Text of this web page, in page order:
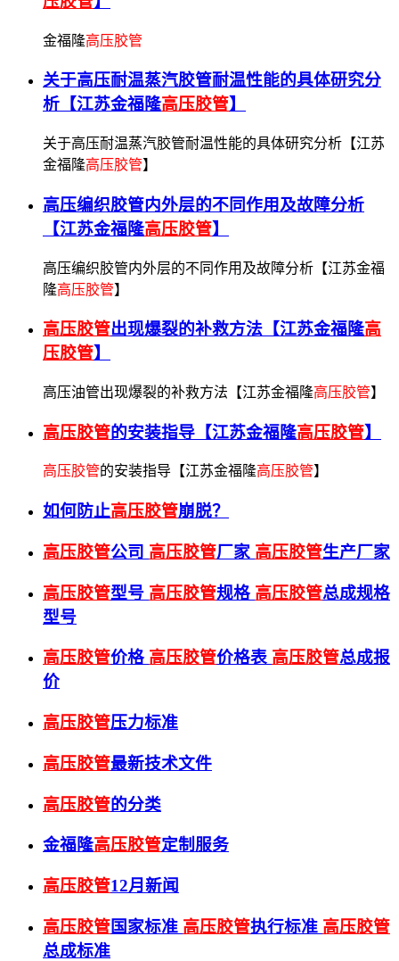
金福隆高压胶管
关于高压耐温蒸汽胶管耐温性能的具体研究分
析【江苏金福隆高压胶管】
关于高压耐温蒸汽胶管耐温性能的具体研究分析【江苏
金福隆高压胶管】
高压编织胶管内外层的不同作用及故障分析
【江苏金福隆高压胶管】
高压编织胶管内外层的不同作用及故障分析【江苏金福
隆高压胶管】
高压胶管出现爆裂的补救方法【江苏金福隆高
压胶管】​
高压油管出现爆裂的补救方法【江苏金福隆高压胶管】​
高压胶管的安装指导【江苏金福隆高压胶管】
高压胶管的安装指导【江苏金福隆高压胶管】
如何防止高压胶管崩脱？
高压胶管公司 高压胶管厂家 高压胶管生产厂家
高压胶管型号 高压胶管规格 高压胶管总成规格
型号
高压胶管价格 高压胶管价格表 高压胶管总成报
价
高压胶管压力标准
高压胶管最新技术文件
高压胶管的分类
金福隆高压胶管定制服务
高压胶管12月新闻
高压胶管国家标准 高压胶管执行标准 高压胶管
总成标准